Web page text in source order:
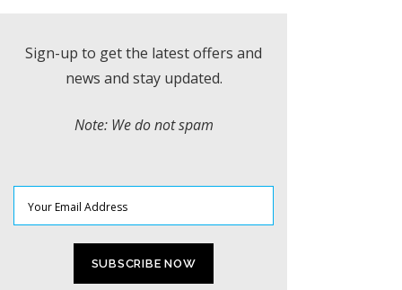
Sign-up to get the latest offers and
news and stay updated.
Note: We do not spam